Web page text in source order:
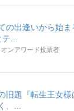
の出逢いから始
...
ンアワード投票者
旧題『転生王女
、...